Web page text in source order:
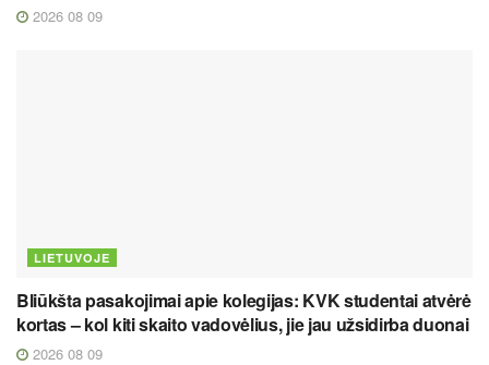
2026 08 09
LIETUVOJE
Bliūkšta pasakojimai apie kolegijas: KVK studentai atvėrė
kortas – kol kiti skaito vadovėlius, jie jau užsidirba duonai
2026 08 09